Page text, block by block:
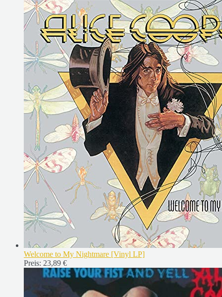
Welcome to My Nightmare [Vinyl LP]
Preis: 23,89 €